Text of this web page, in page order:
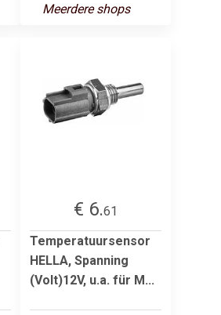
Meerdere shops
€ 6.61
Temperatuursensor
HELLA, Spanning
(Volt)12V, u.a. für M...